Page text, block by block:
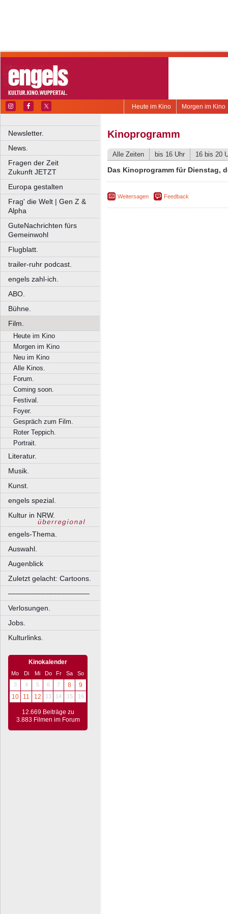
Morgen im Kino
Heute im Kino
Newsletter.
News.
Fragen der Zeit
Zukunft JETZT
Europa gestalten
Frag' die Welt | Gen Z &
Alpha
GuteNachrichten fürs
Gemeinwohl
Flugblatt.
trailer-ruhr podcast.
engels zahl-ich.
ABO.
Bühne.
Film.
Heute im Kino
Morgen im Kino
Neu im Kino
Alle Kinos.
Forum.
Coming soon.
Festival.
Foyer.
Gespräch zum Film.
Roter Teppich.
Portrait.
Literatur.
Musik.
Kunst.
engels spezial.
Kultur in NRW.
engels-Thema.
Auswahl.
Augenblick
Zuletzt gelacht: Cartoons.
––––––––––––––––––––
Verlosungen.
Jobs.
Kulturlinks.
Kinokalender
Mo Di Mi Do Fr Sa
So
3
4 5 6 7 8
9
10
11 12 13 14 15 16
12.669 Beiträge zu
3.883 Filmen im Forum
Kinoprogramm
Alle Zeiten bis 16 Uhr 16 bis 20
Das Kinoprogramm für Dienstag,
Weitersagen Feedback